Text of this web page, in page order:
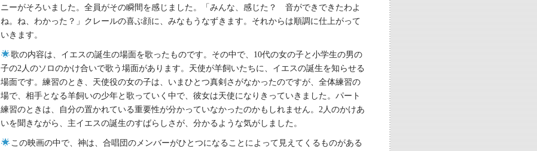
ニーがそろいました。全員がその瞬間を感じました。「みんな、感じた？ 音ができできたわよ
ね。ね、わかった？」クレールの喜ぶ顔に、みなもうなずきます。それからは順調に仕上がって
いきます。
歌の内容は、イエスの誕生の場面を歌ったものです。その中で、10代の女の子と小学生の男の
子の2人のソロのかけ合いで歌う場面があります。天使が羊飼いたちに、イエスの誕生を知らせる
場面です。練習のとき、天使役の女の子は、いまひとつ真剣さがなかったのですが、全体練習の
場で、相手となる羊飼いの少年と歌っていく中で、彼女は天使になりきっていきました。パート
練習のときは、自分の置かれている重要性が分かっていなかったのかもしれません。2人のかけあ
いを聞きながら、主イエスの誕生のすばらしさが、分かるような気がしました。
この映画の中で、神は、合唱団のメンバーがひとつになることによって見えてくるものがある